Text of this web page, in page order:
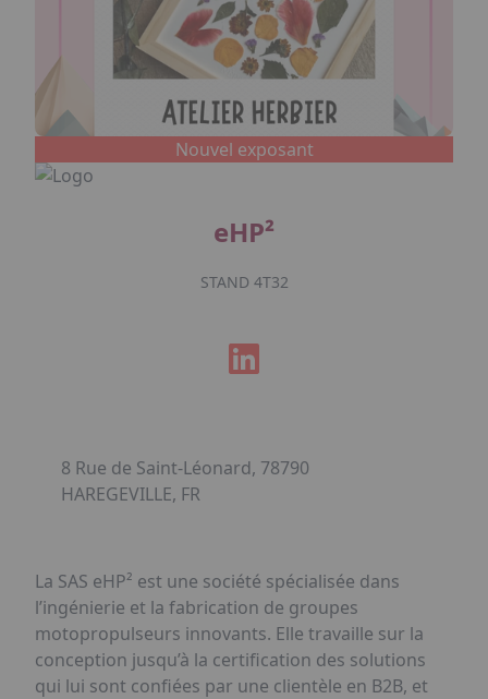
Nouvel exposant
eHP²
STAND 4T32
8 Rue de Saint-Léonard, 78790
HAREGEVILLE, FR
La SAS eHP² est une société spécialisée dans
l’ingénierie et la fabrication de groupes
motopropulseurs innovants. Elle travaille sur la
conception jusqu’à la certification des solutions
qui lui sont confiées par une clientèle en B2B, et